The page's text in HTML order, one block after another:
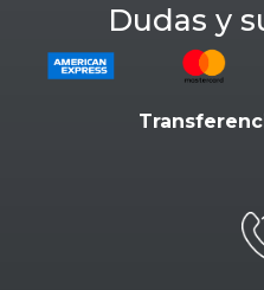
Dudas y